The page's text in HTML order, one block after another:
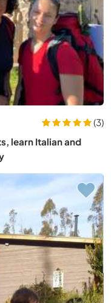
(3)
learn Italian and